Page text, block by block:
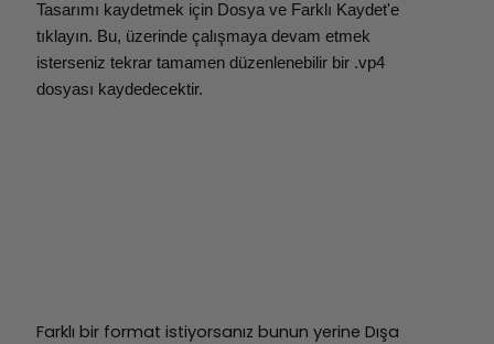
Tasarımı kaydetmek için Dosya ve Farklı Kaydet'e
tıklayın. Bu, üzerinde çalışmaya devam etmek
isterseniz tekrar tamamen düzenlenebilir bir .vp4
dosyası kaydedecektir.
Farklı bir format istiyorsanız bunun yerine Dışa